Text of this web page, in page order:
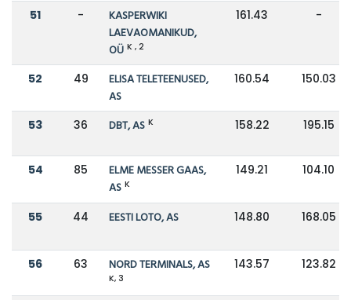
51 -
KASPERWIKI
LAEVAOMANIKUD,
OÜ K , 2
161.43 -
52 49
ELISA TELETEENUSED,
AS
160.54 150.03
53 36 DBT, AS K 158.22 195.15
54 85
ELME MESSER GAAS,
AS K
149.21 104.10
55 44 EESTI LOTO, AS 148.80 168.05
56 63 NORD TERMINALS, AS
K, 3
143.57 123.82